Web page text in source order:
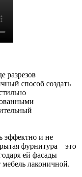
разрезов
способ создать
эффектно и не
фурнитура – это
ей фасады
лаконичной.